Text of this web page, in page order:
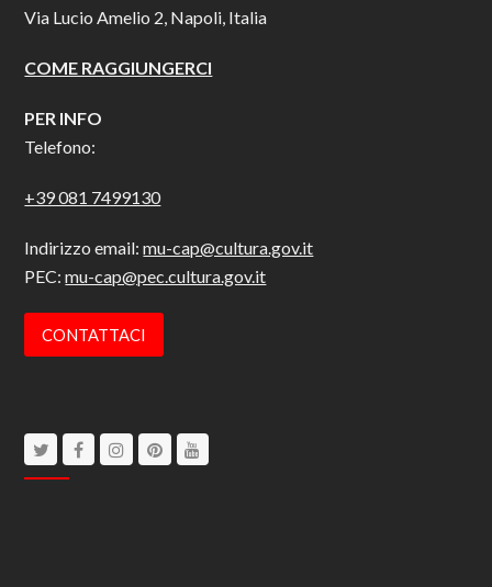
Via Lucio Amelio 2, Napoli, Italia
COME RAGGIUNGERCI
PER INFO
Telefono:
+39 081 7499130
Indirizzo email:mu-cap@cultura.gov.it
PEC:mu-cap@pec.cultura.gov.it
CONTATTACI
TwitterFacebookInstagram
Pinterest